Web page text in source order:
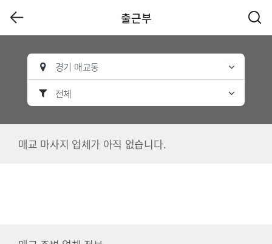
출근부
경기 매교동
전체
매교 마사지 업체가 아직 없습니다.